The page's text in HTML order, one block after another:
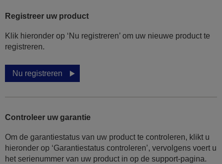
Registreer uw product
Klik hieronder op ‘Nu registreren’ om uw nieuwe product te
registreren.
Nu registreren
Controleer uw garantie
Om de garantiestatus van uw product te controleren, klikt u
hieronder op ‘Garantiestatus controleren’, vervolgens voert u
het serienummer van uw product in op de support-pagina.